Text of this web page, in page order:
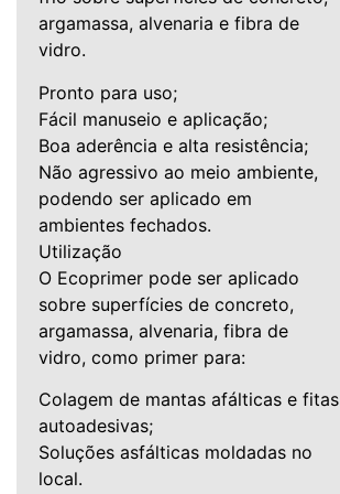
argamassa, alvenaria e fibra de
vidro.
Pronto para uso;
Fácil manuseio e aplicação;
Boa aderência e alta resistência;
Não agressivo ao meio ambiente,
podendo ser aplicado em
ambientes fechados.
Utilização
O Ecoprimer pode ser aplicado
sobre superfícies de concreto,
argamassa, alvenaria, fibra de
vidro, como primer para:
Colagem de mantas afálticas e fitas
autoadesivas;
Soluções asfálticas moldadas no
local.